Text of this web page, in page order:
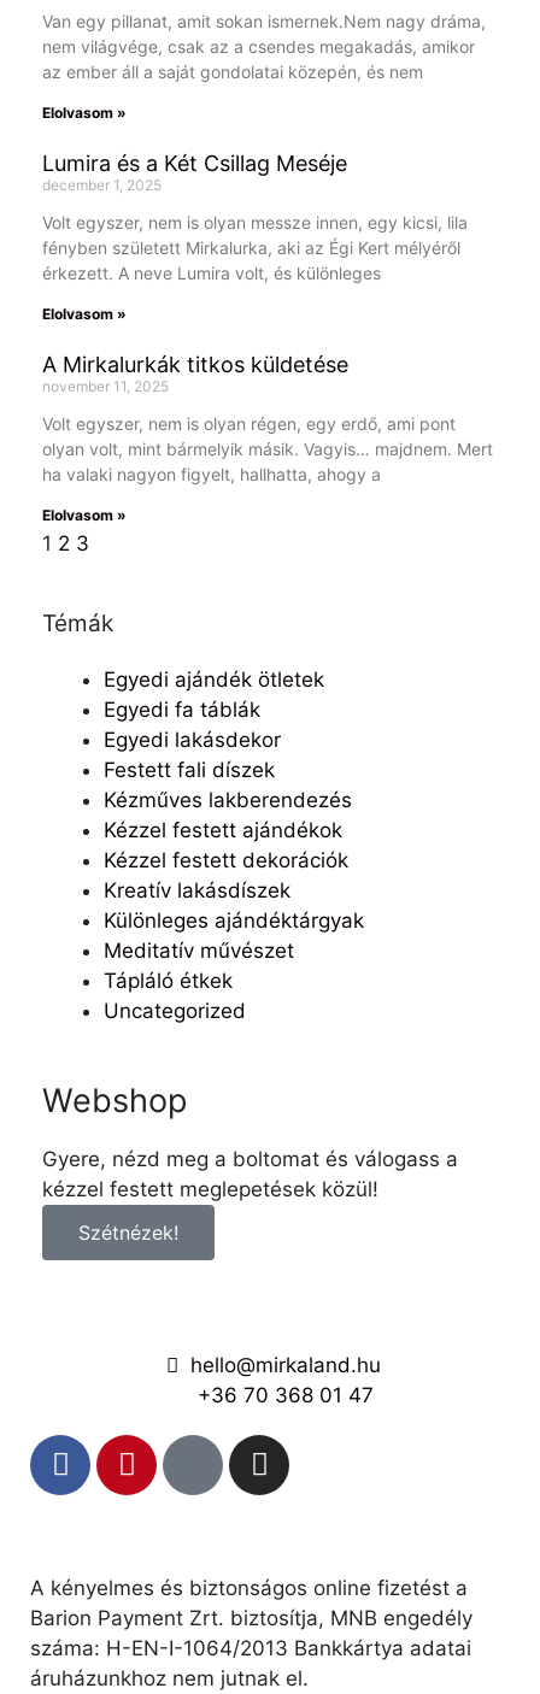
Van egy pillanat, amit sokan ismernek.Nem nagy dráma,
nem világvége, csak az a csendes megakadás, amikor
az ember áll a saját gondolatai közepén, és nem
Elolvasom »
Lumira és a Két Csillag Meséje
december 1, 2025
Volt egyszer, nem is olyan messze innen, egy kicsi, lila
fényben született Mirkalurka, aki az Égi Kert mélyéről
érkezett. A neve Lumira volt, és különleges
Elolvasom »
A Mirkalurkák titkos küldetése
november 11, 2025
Volt egyszer, nem is olyan régen, egy erdő, ami pont
olyan volt, mint bármelyik másik. Vagyis… majdnem. Mert
ha valaki nagyon figyelt, hallhatta, ahogy a
Elolvasom »
1 2 3
Témák
Egyedi ajándék ötletek
Egyedi fa táblák
Egyedi lakásdekor
Festett fali díszek
Kézműves lakberendezés
Kézzel festett ajándékok
Kézzel festett dekorációk
Kreatív lakásdíszek
Különleges ajándéktárgyak
Meditatív művészet
Tápláló étkek
Uncategorized
Webshop
Gyere, nézd meg a boltomat és válogass a
kézzel festett meglepetések közül!
Szétnézek!
hello@mirkaland.hu
+36 70 368 01 47
A kényelmes és biztonságos online fizetést a
Barion Payment Zrt. biztosítja, MNB engedély
száma: H-EN-I-1064/2013 Bankkártya adatai
áruházunkhoz nem jutnak el.